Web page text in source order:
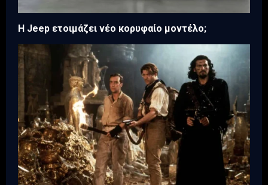
H Jeep ετοιμάζει νέο κορυφαίο μοντέλο;